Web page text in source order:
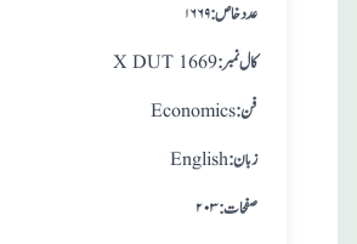
۱۶۶۹:عدد خاص
X DUT 1669:کال نمبر
Economics :فن
English:زبان
۲۰۳:صفحات